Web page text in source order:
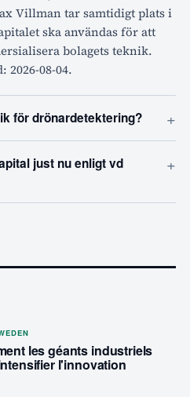
Villman tar samtidigt plats i
ska användas för att
bolagets teknik.
2026-08-04.
för drönardetektering? +
just nu enligt vd
+
les géants industriels
l'innovation